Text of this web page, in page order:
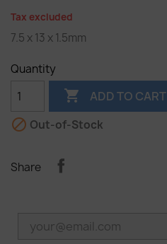
Tax excluded
7.5 x 13 x 1.5mm
Quantity
 ADD TO CART
 Out-of-Stock
Share